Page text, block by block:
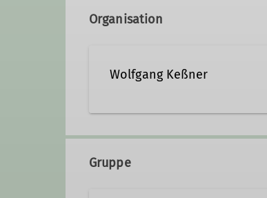
Organisation
Wolfgang Keßner
Gruppe